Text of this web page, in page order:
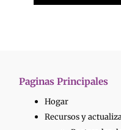
Paginas Principales
Hogar
Recursos y